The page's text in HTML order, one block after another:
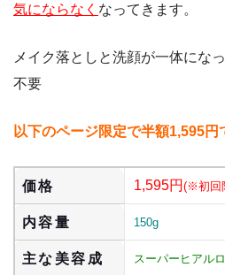
気にならなく なってきます。
メイク落としと洗顔が一体にな
不要
以下のページ限定で半額1,595円
価格 1,595円 (※初回
内容量 150g
主な美容成
スーパーヒアル